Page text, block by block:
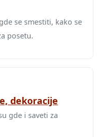
se smestiti, kako se
posetu.
dekoracije
gde i saveti za